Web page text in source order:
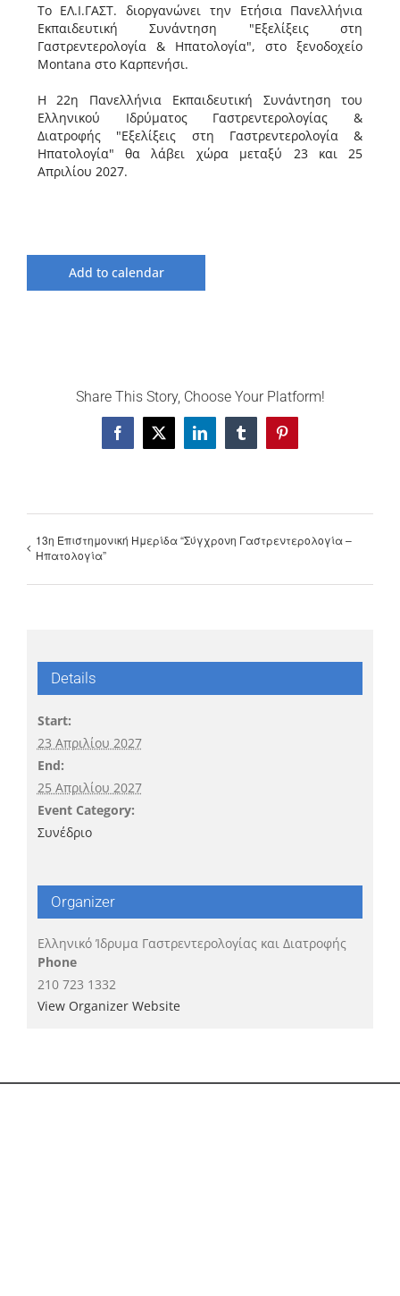
Το ΕΛ.Ι.ΓΑΣΤ. διοργανώνει την Ετήσια Πανελλήνια
Εκπαιδευτική Συνάντηση "Εξελίξεις στη
Γαστρεντερολογία & Ηπατολογία", στο ξενοδοχείο
Montana στο Καρπενήσι.
Η 22η Πανελλήνια Εκπαιδευτική Συνάντηση του
Ελληνικού Ιδρύματος Γαστρεντερολογίας &
Διατροφής "Εξελίξεις στη Γαστρεντερολογία &
Ηπατολογία" θα λάβει χώρα μεταξύ 23 και 25
Απριλίου 2027.
Add to calendar
Share This Story, Choose Your Platform!
Facebook
X LinkedInTumblrPinterest
13η Επιστημονική Ημερίδα “Σύγχρονη Γαστρεντερολογία –
Ηπατολογία”
Details
Start:
23 Απριλίου 2027
End:
25 Απριλίου 2027
Event Category:
Συνέδριο
Organizer
Ελληνικό Ίδρυμα Γαστρεντερολογίας και Διατροφής
Phone
210 723 1332
View Organizer Website